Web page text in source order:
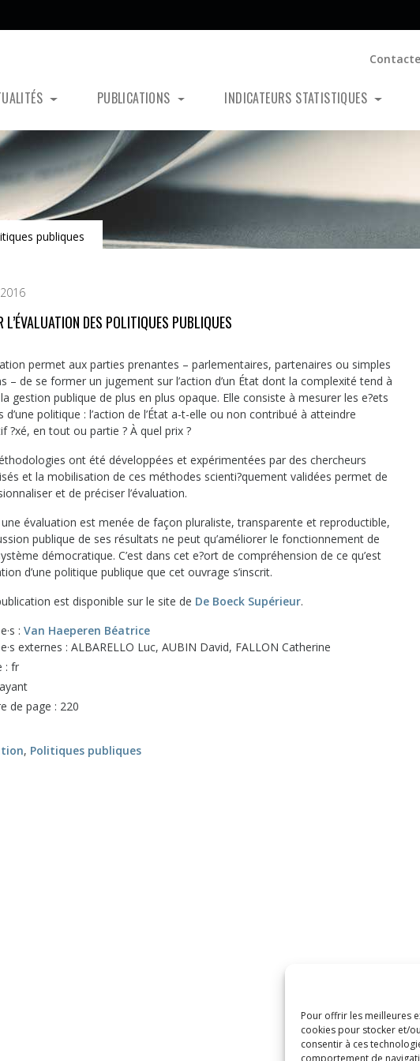
Pour offrir les meilleures
cookies pour stocker et/
consentir à ces
comportement de
PUBLICATIONS INDICATEURS STATISTIQUES
publiques
L’ÉVALUATION DES POLITIQUES PUBLIQUES
permet aux parties prenantes – parlementaires, partenaires ou simples
– de se former un jugement sur l’action d’un État dont la complexité tend à
gestion publique de plus en plus opaque. Elle consiste à mesurer les e?ets
d’une politique : l’action de l’État a-t-elle ou non contribué à atteindre
?xé, en tout ou partie ? À quel prix ?
ont été développées et expérimentées par des chercheurs
et la mobilisation de ces méthodes scienti?quement validées permet de
et de préciser l’évaluation.
évaluation est menée de façon pluraliste, transparente et reproductible,
publique de ses résultats ne peut qu’améliorer le fonctionnement de
démocratique. C’est dans cet e?ort de compréhension de ce qu’est
d’une politique publique que cet ouvrage s’inscrit.
est disponible sur le site de De Boeck Supérieur.
:Van Haeperen Béatrice
externes : ALBARELLO Luc, AUBIN David, FALLON Catherine
: fr
de page : 220
, Politiques publiques